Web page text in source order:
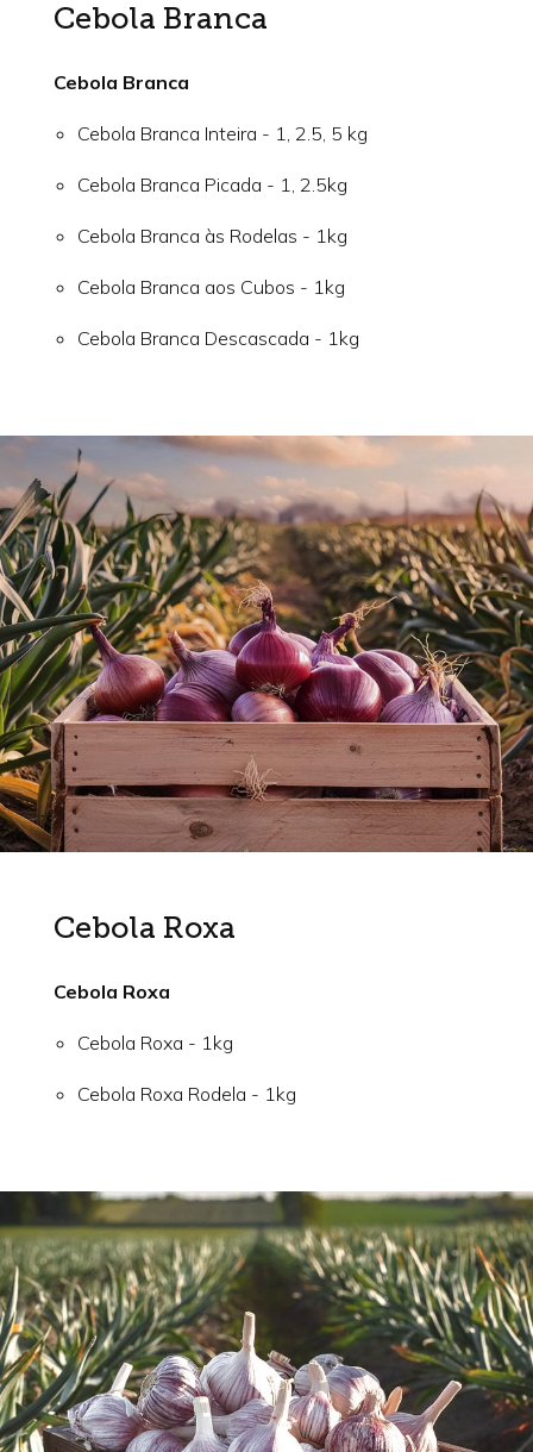
Cebola Branca
Cebola Branca
Cebola Branca Inteira - 1, 2.5, 5 kg
Cebola Branca Picada - 1, 2.5kg
Cebola Branca às Rodelas - 1kg
Cebola Branca aos Cubos - 1kg
Cebola Branca Descascada - 1kg
Cebola Roxa
Cebola Roxa
Cebola Roxa - 1kg
Cebola Roxa Rodela - 1kg